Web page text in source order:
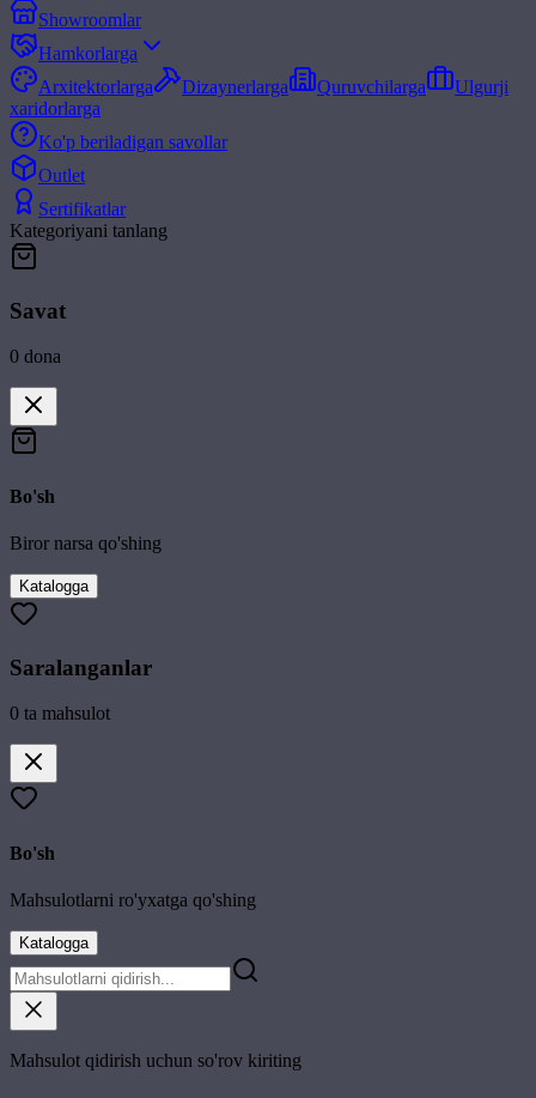
Showroomlar
Hamkorlarga
Arxitektorlarga
Dizaynerlarga Quruvchilarga
Ulgurji
xaridorlarga
Ko'p beriladigan savollar
Outlet
Sertifikatlar
Kategoriyani tanlang
Savat
0 dona
Bo'sh
Biror narsa qo'shing
Katalogga
Saralanganlar
0 ta mahsulot
Bo'sh
Mahsulotlarni ro'yxatga qo'shing
Katalogga
Mahsulot qidirish uchun so'rov kiriting